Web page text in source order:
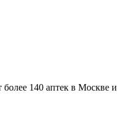
140 аптек в Москве